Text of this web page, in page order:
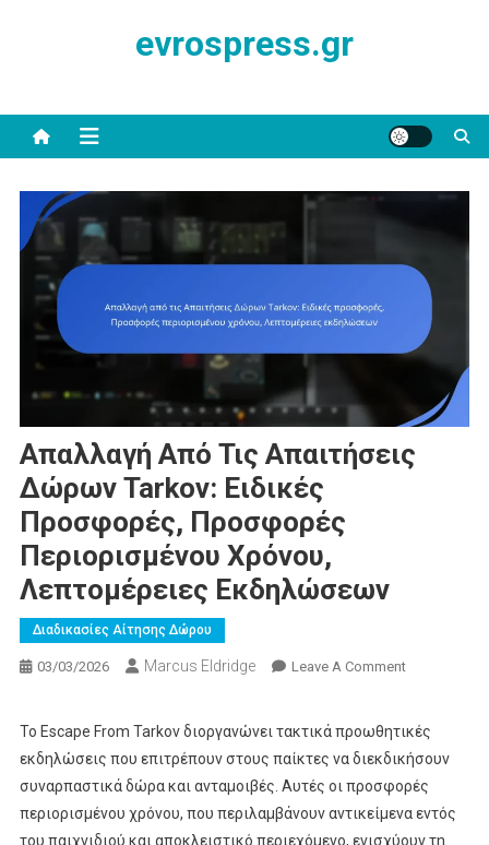
evrospress.gr
Απαλλαγή Από Τις Απαιτήσεις
Δώρων Tarkov: Ειδικές
Προσφορές, Προσφορές
Περιορισμένου Χρόνου,
Λεπτομέρειες Εκδηλώσεων
Διαδικασίες Αίτησης Δώρου
03/03/2026 Marcus Eldridge Leave A CommentOn
Τις
Απαιτήσεις
Δώρων
Tarkov:
Ειδικές
Το Escape From Tarkov διοργανώνει τακτικά προωθητικές
εκδηλώσεις που επιτρέπουν στους παίκτες να διεκδικήσουν
συναρπαστικά δώρα και ανταμοιβές. Αυτές οι προσφορές
περιορισμένου χρόνου, που περιλαμβάνουν αντικείμενα εντός
του παιχνιδιού και αποκλειστικό περιεχόμενο, ενισχύουν τη